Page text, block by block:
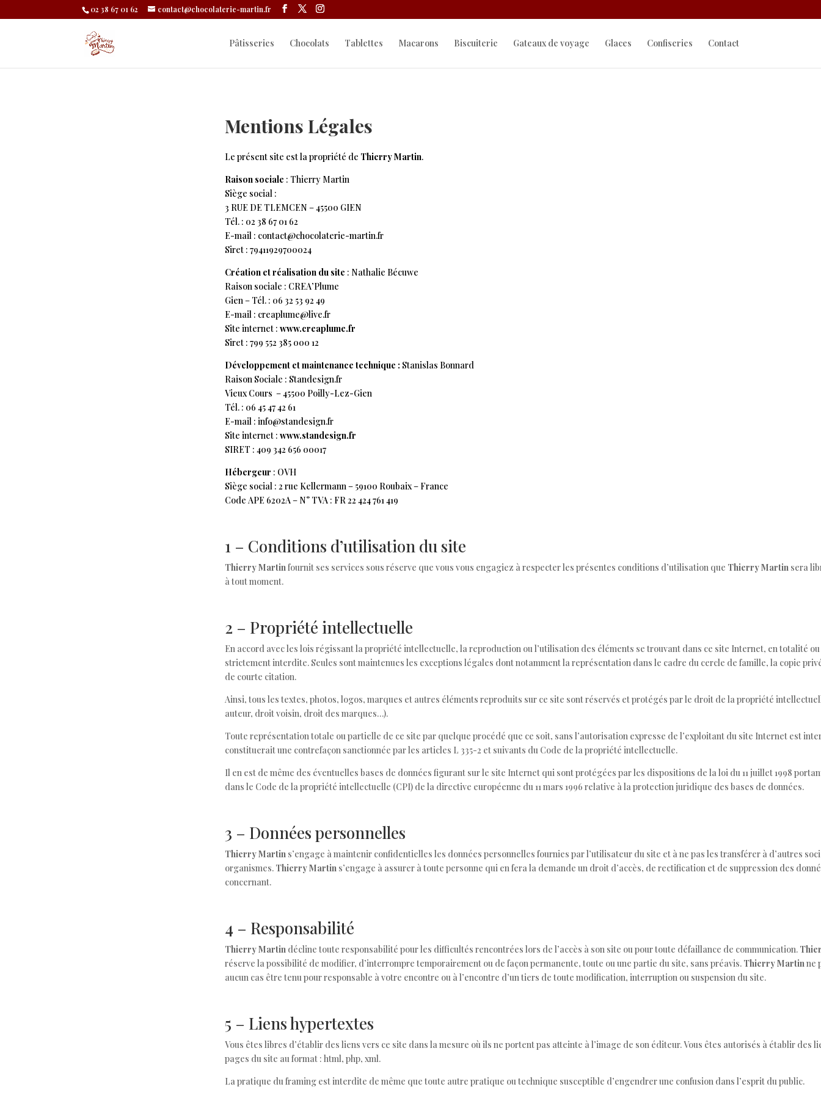
02 38 67 01 62 contact@chocolaterie-martin.fr
Pâtisseries Chocolats Tablettes Macarons Biscuiterie Gateaux de voyage Glaces Confiseries Contact
Mentions Légales
Le présent site est la propriété de Thierry Martin.
Raison sociale : Thierry Martin
Siège social :
3 RUE DE TLEMCEN – 45500 GIEN
Tél. : 02 38 67 01 62
E-mail : contact@chocolaterie-martin.fr
Siret : 79411929700024
Création et réalisation du site : Nathalie Bécuwe
Raison sociale : CREA’Plume
Gien – Tél. : 06 32 53 92 49
E-mail : creaplume@live.fr
Site internet : www.creaplume.fr
Siret : 799 552 385 000 12
Développement et maintenance technique : Stanislas Bonnard
Raison Sociale : Standesign.fr
Vieux Cours –45500 Poilly-Lez-Gien
Tél. : 06 45 47 42 61
E-mail : info@standesign.fr
Site internet : www.standesign.fr
SIRET : 409 342 656 00017
Hébergeur : OVH
Siège social : 2 rue Kellermann – 59100 Roubaix – France
Code APE 6202A – N° TVA : FR 22 424 761 419
1 – Conditions d’utilisation du site
Thierry Martin fournit ses services sous réserve que vous vous engagiez à respecter les présentes conditions d’utilisation que Thierry Martin sera
à tout moment.
2 – Propriété intellectuelle
En accord avec les lois régissant la propriété intellectuelle, la reproduction ou l’utilisation des éléments se trouvant dans ce site Internet, en totalité
strictement interdite. Seules sont maintenues les exceptions légales dont notamment la représentation dans le cadre du cercle de famille, la copie
de courte citation.
Ainsi, tous les textes, photos, logos, marques et autres éléments reproduits sur ce site sont réservés et protégés par le droit de la propriété
auteur, droit voisin, droit des marques…).
Toute représentation totale ou partielle de ce site par quelque procédé que ce soit, sans l’autorisation expresse de l’exploitant du site Internet est
constituerait une contrefaçon sanctionnée par les articles L 335-2 et suivants du Code de la propriété intellectuelle.
Il en est de même des éventuelles bases de données figurant sur le site Internet qui sont protégées par les dispositions de la loi du 11 juillet 1998
dans le Code de la propriété intellectuelle (CPI) de la directive européenne du 11 mars 1996 relative à la protection juridique des bases de données.
3 – Données personnelles
Thierry Martin s’engage à maintenir confidentielles les données personnelles fournies par l’utilisateur du site et à ne pas les transférer à d’autres
organismes. Thierry Martin s’engage à assurer à toute personne qui en fera la demande un droit d’accès, de rectification et de suppression des
concernant.
4 – Responsabilité
Thierry Martin décline toute responsabilité pour les difficultés rencontrées lors de l’accès à son site ou pour toute défaillance de communication.
réserve la possibilité de modifier, d’interrompre temporairement ou de façon permanente, toute ou une partie du site, sans préavis. Thierry Martin ne
aucun cas être tenu pour responsable à votre encontre ou à l’encontre d’un tiers de toute modification, interruption ou suspension du site.
5 – Liens hypertextes
Vous êtes libres d’établir des liens vers ce site dans la mesure où ils ne portent pas atteinte à l’image de son éditeur. Vous êtes autorisés à établir des
pages du site au format : html, php, xml.
La pratique du framing est interdite de même que toute autre pratique ou technique susceptible d’engendrer une confusion dans l’esprit du public.